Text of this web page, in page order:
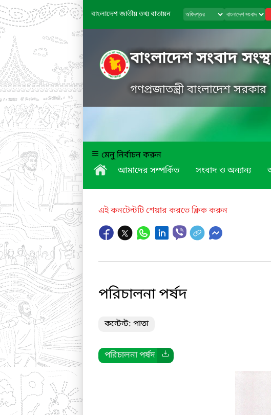
বাংলাদেশ জাতীয় তথ্য বাতায়ন
বাংলাদেশ সংবাদ
গণপ্রজাতন্ত্রী বাংলাদেশ সরকার
মেনু নির্বাচন করুন
আমাদের সম্পর্কিত
সংবাদ ও অন্যান্য
এই কনটেন্টটি শেয়ার করতে ক্লিক করুন
পরিচালনা পর্ষদ
কন্টেন্ট: পাতা
পরিচালনা পর্ষদ